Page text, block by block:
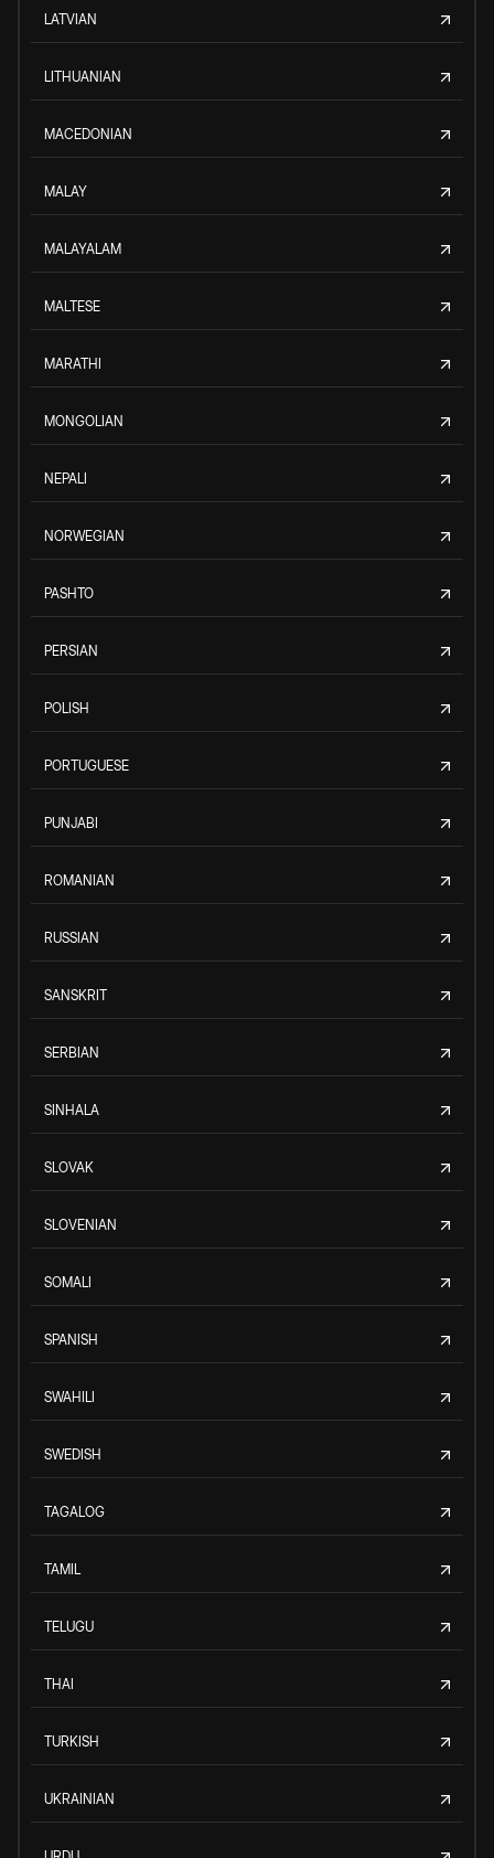
LATVIAN
LITHUANIAN
MACEDONIAN
MALAY
MALAYALAM
MALTESE
MARATHI
MONGOLIAN
NEPALI
NORWEGIAN
PASHTO
PERSIAN
POLISH
PORTUGUESE
PUNJABI
ROMANIAN
RUSSIAN
SANSKRIT
SERBIAN
SINHALA
SLOVAK
SLOVENIAN
SOMALI
SPANISH
SWAHILI
SWEDISH
TAGALOG
TAMIL
TELUGU
THAI
TURKISH
UKRAINIAN